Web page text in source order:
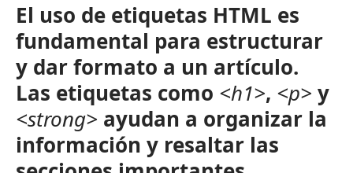
El uso de etiquetas HTML es
fundamental para estructurar
y dar formato a un artículo.
Las etiquetas como <h1>, <p> y
<strong> ayudan a organizar la
información y resaltar las